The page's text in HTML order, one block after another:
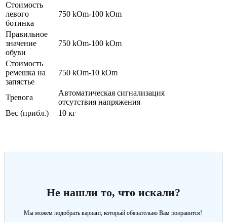
Стоимость
левого
ботинка
750 kOm-100 kOm
Правильное
значение
обуви
750 kOm-100 kOm
Стоимость
ремешка на
запястье
750 kOm-10 kOm
Тревога
Автоматическая сигнализация
отсутствия напряжения
Вес (прибл.)
10 кг
Не нашли то, что искали?
Мы можем подобрать вариант, который обязательно Вам понравится!